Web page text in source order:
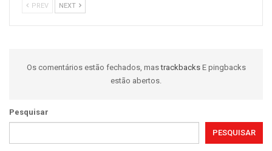
PREV NEXT
Os comentários estão fechados, mastrackbacks E pingbacks
estão abertos.
Pesquisar
PESQUISAR